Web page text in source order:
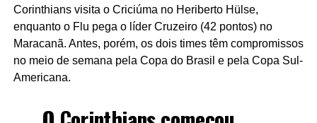
Corinthians visita o Criciúma no Heriberto Hülse,
enquanto o Flu pega o líder Cruzeiro (42 pontos) no
Maracanã. Antes, porém, os dois times têm compromissos
no meio de semana pela Copa do Brasil e pela Copa Sul-
Americana.